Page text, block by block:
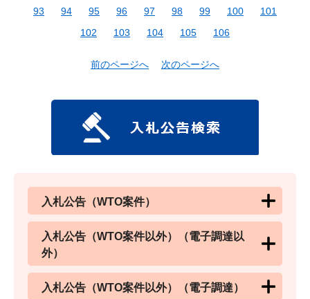
93
94 95 96 97 98 99 100
101
102
103 104 105 106
前のページへ 次のページへ
入札公告（WTO案件）
入札公告（WTO案件以外）（電子調達以
外）
入札公告（WTO案件以外）（電子調達）